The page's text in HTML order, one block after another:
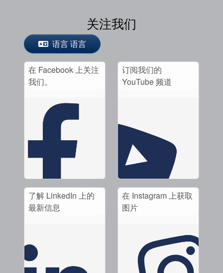
关注我们
语言 语言
在 Facebook 上关注
我们。
订阅我们的
YouTube 频道
了解 LinkedIn 上的
最新信息
在 Instagram 上获取
图片